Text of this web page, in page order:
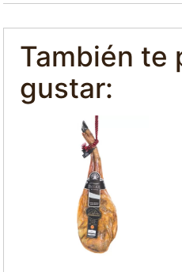
También te
gustar: